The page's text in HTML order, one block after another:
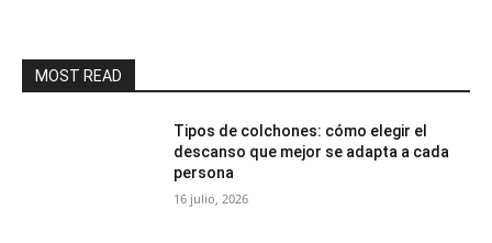
MOST READ
Tipos de colchones: cómo elegir el
descanso que mejor se adapta a cada
persona
16 julio, 2026